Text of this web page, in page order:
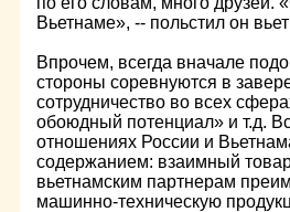
Вьетнаме», -- польстил он
Впрочем, всегда вначале
стороны соревнуются в
сотрудничество во всех
обоюдный потенциал» и т.д.
отношениях России и
содержанием: взаимный
вьетнамским партнерам
машинно-техническую